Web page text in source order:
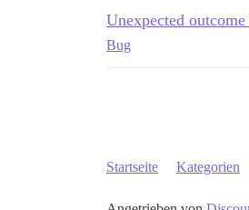
Unexpected
Bug
Startseite Kategorien